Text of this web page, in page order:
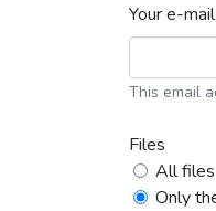
Your e-
This email
Files
All files
Only